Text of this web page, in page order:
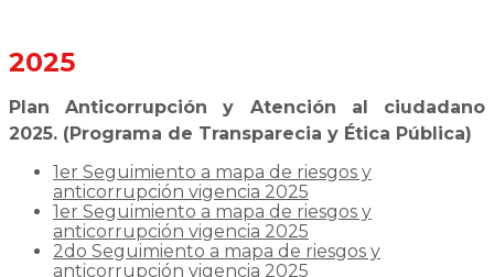
2025
Plan Anticorrupción y Atención al ciudadano
2025. (Programa de Transparecia y Ética Pública)
1er Seguimiento a mapa de riesgos y
anticorrupción vigencia 2025
1er Seguimiento a mapa de riesgos y
anticorrupción vigencia 2025
2do Seguimiento a mapa de riesgos y
anticorrupción vigencia 2025